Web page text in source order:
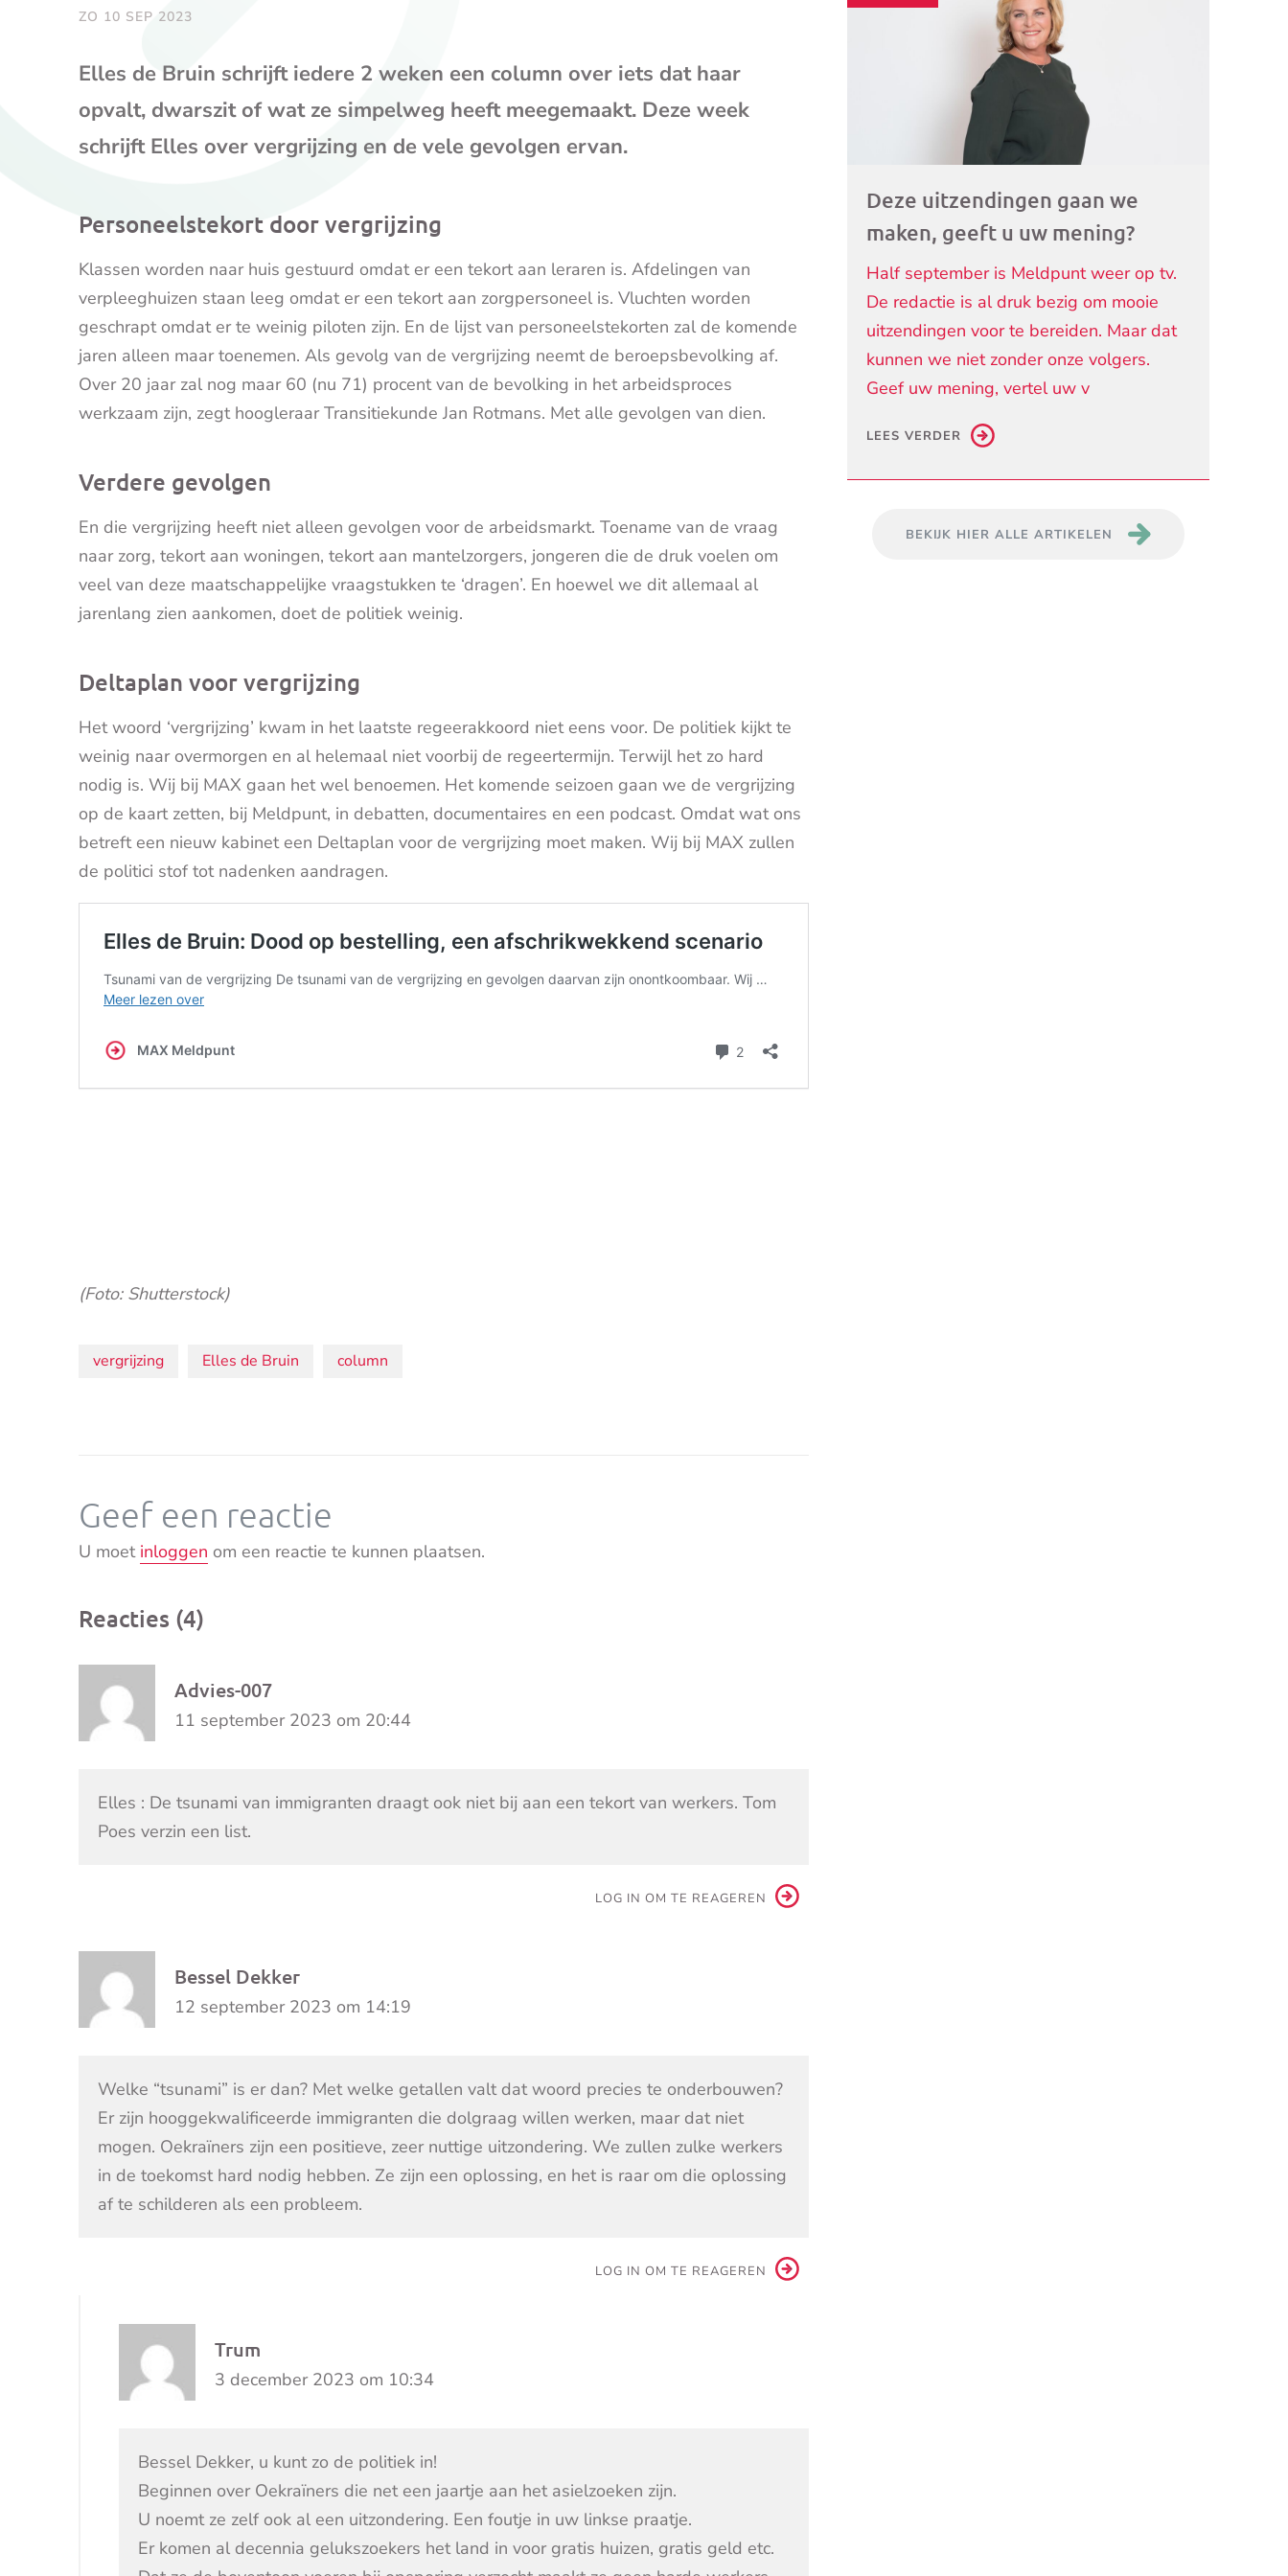
ZO 10 SEP 2023
Elles de Bruin schrijft iedere 2 weken een column over iets dat haar
opvalt, dwarszit of wat ze simpelweg heeft meegemaakt. Deze week
schrijft Elles over vergrijzing en de vele gevolgen ervan.
Personeelstekort door vergrijzing
Klassen worden naar huis gestuurd omdat er een tekort aan leraren is. Afdelingen van
verpleeghuizen staan leeg omdat er een tekort aan zorgpersoneel is. Vluchten worden
geschrapt omdat er te weinig piloten zijn. En de lijst van personeelstekorten zal de komende
jaren alleen maar toenemen. Als gevolg van de vergrijzing neemt de beroepsbevolking af.
Over 20 jaar zal nog maar 60 (nu 71) procent van de bevolking in het arbeidsproces
werkzaam zijn, zegt hoogleraar Transitiekunde Jan Rotmans. Met alle gevolgen van dien.
Verdere gevolgen
En die vergrijzing heeft niet alleen gevolgen voor de arbeidsmarkt. Toename van de vraag
naar zorg, tekort aan woningen, tekort aan mantelzorgers, jongeren die de druk voelen om
veel van deze maatschappelijke vraagstukken te ‘dragen’. En hoewel we dit allemaal al
jarenlang zien aankomen, doet de politiek weinig.
Deltaplan voor vergrijzing
Het woord ‘vergrijzing’ kwam in het laatste regeerakkoord niet eens voor. De politiek kijkt te
weinig naar overmorgen en al helemaal niet voorbij de regeertermijn. Terwijl het zo hard
nodig is. Wij bij MAX gaan het wel benoemen. Het komende seizoen gaan we de vergrijzing
op de kaart zetten, bij Meldpunt, in debatten, documentaires en een podcast. Omdat wat ons
betreft een nieuw kabinet een Deltaplan voor de vergrijzing moet maken. Wij bij MAX zullen
de politici stof tot nadenken aandragen.
(Foto: Shutterstock)
Onderwerpen:
vergrijzing Elles de Bruin column
Geef een reactie
U moet inloggen om een reactie te kunnen plaatsen.
Reacties (4)
Advies-007
11 september 2023 om 20:44
Elles : De tsunami van immigranten draagt ook niet bij aan een tekort van werkers. Tom
Poes verzin een list.
LOG IN OM TE REAGEREN
Bessel Dekker
12 september 2023 om 14:19
Welke “tsunami” is er dan? Met welke getallen valt dat woord precies te onderbouwen?
Er zijn hooggekwalificeerde immigranten die dolgraag willen werken, maar dat niet
mogen. Oekraïners zijn een positieve, zeer nuttige uitzondering. We zullen zulke werkers
in de toekomst hard nodig hebben. Ze zijn een oplossing, en het is raar om die oplossing
af te schilderen als een probleem.
LOG IN OM TE REAGEREN
Trum
3 december 2023 om 10:34
Bessel Dekker, u kunt zo de politiek in!
Beginnen over Oekraïners die net een jaartje aan het asielzoeken zijn.
U noemt ze zelf ook al een uitzondering. Een foutje in uw linkse praatje.
Er komen al decennia gelukszoekers het land in voor gratis huizen, gratis geld etc.
Deze uitzendingen gaan we
maken, geeft u uw mening?
Half september is Meldpunt weer op tv.
De redactie is al druk bezig om mooie
uitzendingen voor te bereiden. Maar dat
kunnen we niet zonder onze volgers.
Geef uw mening, vertel uw v
LEES VERDER
BEKIJK HIER ALLE ARTIKELEN